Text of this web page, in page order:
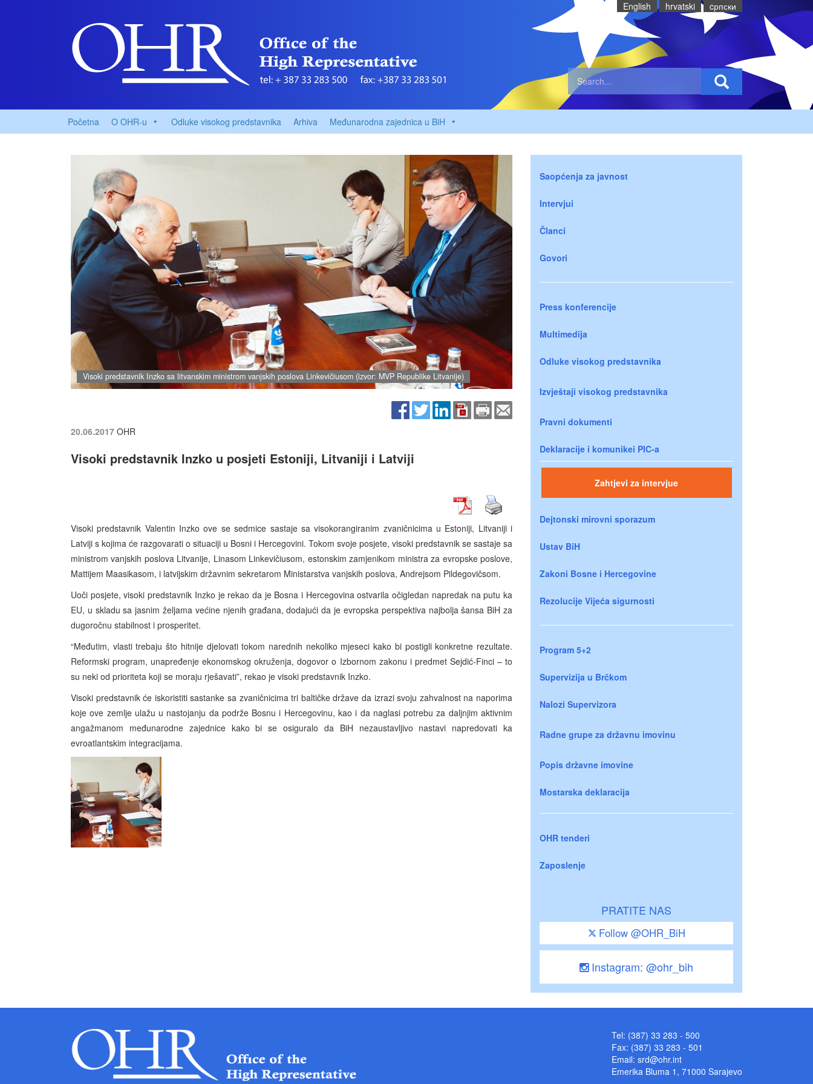
English hrvatski cрпски
Početna O OHR-u Odluke visokog predstavnika Arhiva Međunarodna zajednica u BiH
Visoki predstavnik Inzko sa litvanskim ministrom vanjskih poslova Linkevičiusom (izvor: MVP Republike Litvanije)
20.06.2017 OHR
Visoki predstavnik Inzko u posjeti Estoniji, Litvaniji i Latviji
Visoki predstavnik Valentin Inzko ove se sedmice sastaje sa visokorangiranim zvaničnicima u Estoniji, Litvaniji i
Latviji s kojima će razgovarati o situaciji u Bosni i Hercegovini. Tokom svoje posjete, visoki predstavnik se sastaje sa
ministrom vanjskih poslova Litvanije, Linasom Linkevičiusom, estonskim zamjenikom ministra za evropske poslove,
Mattijem Maasikasom, i latvijskim državnim sekretarom Ministarstva vanjskih poslova, Andrejsom Pildegovičsom.
Uoči posjete, visoki predstavnik Inzko je rekao da je Bosna i Hercegovina ostvarila očigledan napredak na putu ka
EU, u skladu sa jasnim željama većine njenih građana, dodajući da je evropska perspektiva najbolja šansa BiH za
dugoročnu stabilnost i prosperitet.
“Međutim, vlasti trebaju što hitnije djelovati tokom narednih nekoliko mjeseci kako bi postigli konkretne rezultate.
Reformski program, unapređenje ekonomskog okruženja, dogovor o Izbornom zakonu i predmet Sejdić-Finci – to
su neki od prioriteta koji se moraju rješavati”, rekao je visoki predstavnik Inzko.
Visoki predstavnik će iskoristiti sastanke sa zvaničnicima tri baltičke države da izrazi svoju zahvalnost na naporima
koje ove zemlje ulažu u nastojanju da podrže Bosnu i Hercegovinu, kao i da naglasi potrebu za daljnjim aktivnim
angažmanom međunarodne zajednice kako bi se osiguralo da BiH nezaustavljivo nastavi napredovati ka
evroatlantskim integracijama.
Saopćenja za javnost
Intervjui
Članci
Govori
Press konferencije
Multimedija
Odluke visokog predstavnika
Izvještaji visokog predstavnika
Pravni dokumenti
Deklaracije i komunikei PIC-a
Zahtjevi za intervjue
Dejtonski mirovni sporazum
Ustav BiH
Zakoni Bosne i Hercegovine
Rezolucije Vijeća sigurnosti
Program 5+2
Supervizija u Brčkom
Nalozi Supervizora
Radne grupe za državnu imovinu
Popis državne imovine
Mostarska deklaracija
OHR tenderi
Zaposlenje
PRATITE NAS
Follow @OHR_BiH
Instagram: @ohr_bih
Tel: (387) 33 283 - 500
Fax: (387) 33 283 - 501
Email: srd@ohr.int
Emerika Bluma 1, 71000 Sarajevo